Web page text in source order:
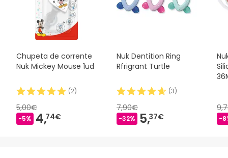
Chupeta de corrente
Nuk Mickey Mouse 1ud
(2)
5,00€
-5% 4,74€
Nuk Dentition Ring
Rfrigrant Turtle
(3)
7,90€
-32% 5,37€ -